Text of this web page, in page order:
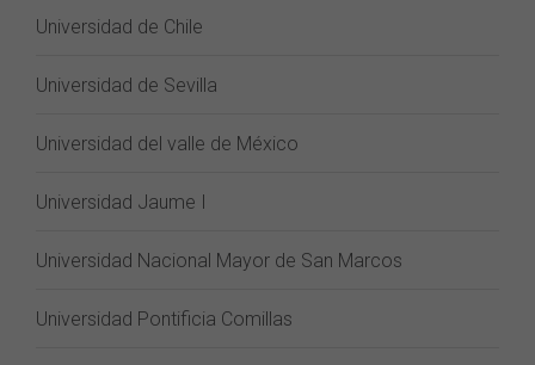
Universidad de Chile
Universidad de Sevilla
Universidad del valle de México
Universidad Jaume I
Universidad Nacional Mayor de San Marcos
Universidad Pontificia Comillas